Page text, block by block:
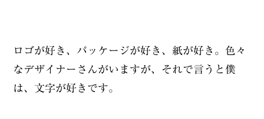
ロゴが好き、パッケージが好き、紙が好き。色々
なデザイナーさんがいますが、それで言うと僕
は、文字が好きです。